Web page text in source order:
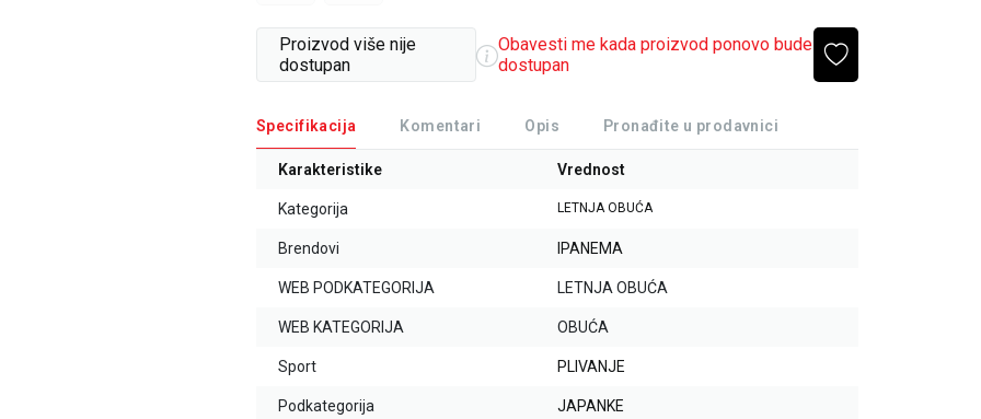
Proizvod više nije
dostupan
Obavesti me kada proizvod ponovo bude
dostupan
Specifikacija Komentari Opis Pronađite u prodavnici
Karakteristike Vrednost
Kategorija LETNJA OBUĆA
Brendovi IPANEMA
WEB PODKATEGORIJA LETNJA OBUĆA
WEB KATEGORIJA OBUĆA
Sport PLIVANJE
Podkategorija JAPANKE